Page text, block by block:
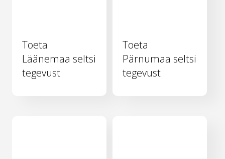
Toeta
Läänemaa seltsi
tegevust
Toeta
Pärnumaa seltsi
tegevust